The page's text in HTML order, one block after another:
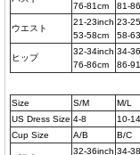
76-81cm
81-
ウエスト
21-23inch
53-58cm
23-
58-
ヒップ
32-34inch
76-86cm
34-
86-
Size S/M M/L
US Dress Size 4-8 10-14
Cup Size
A/B B/C
32-36inch 34-